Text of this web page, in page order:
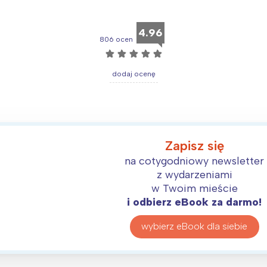
806 ocen 4.96
☆ ☆ ☆ ☆ ☆
dodaj ocenę
Zapisz się
na cotygodniowy newsletter
z wydarzeniami
w Twoim mieście
i odbierz eBook za darmo!
wybierz eBook dla siebie
mnie wydarzenia z tego
Śląsk